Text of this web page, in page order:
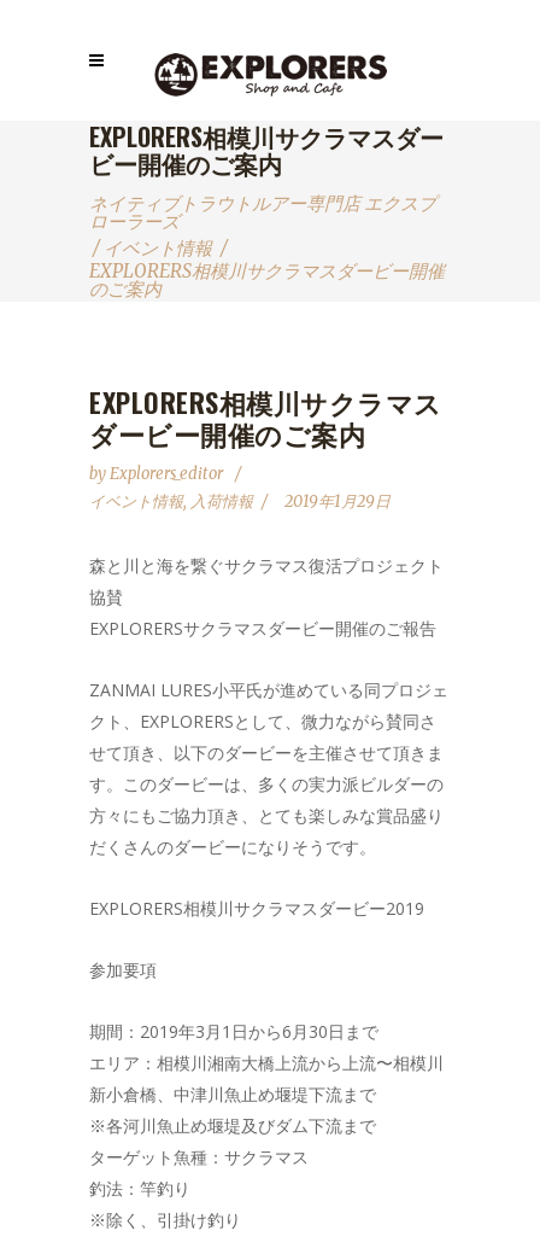
EXPLORERS相模川サクラマスダー
ビー開催のご案内
ネイティブトラウトルアー専門店 エクスプ
ローラーズ
/ イベント情報 /
EXPLORERS相模川サクラマスダービー開催
のご案内
EXPLORERS相模川サクラマス
ダービー開催のご案内
byExplorers_editor
イベント情報, 入荷情報 2019年1月29日
森と川と海を繋ぐサクラマス復活プロジェクト
協賛
EXPLORERSサクラマスダービー開催のご報告
ZANMAI LURES小平氏が進めている同プロジェ
クト、EXPLORERSとして、微力ながら賛同さ
せて頂き、以下のダービーを主催させて頂きま
す。このダービーは、多くの実力派ビルダーの
方々にもご協力頂き、とても楽しみな賞品盛り
だくさんのダービーになりそうです。
EXPLORERS相模川サクラマスダービー2019
参加要項
期間：2019年3月1日から6月30日まで
エリア：相模川湘南大橋上流から上流〜相模川
新小倉橋、中津川魚止め堰堤下流まで
※各河川魚止め堰堤及びダム下流まで
ターゲット魚種：サクラマス
釣法：竿釣り
※除く、引掛け釣り